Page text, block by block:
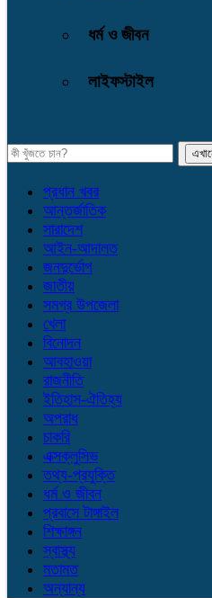
ধর্ম ও জীবন
লাইফস্টাইল
প্রধান খবর
আন্তর্জাতিক
সারাদেশ
আইন-আদালত
জনদুর্ভোগ
জাতীয়
সমগ্র উপজেলা
খেলা
বিনোদন
আবহাওয়া
রাজনীতি
ইতিহাস-ঐতিহ্য
অপরাধ
চাকরি
এক্সক্লুসিভ
তথ্য-প্রযুক্তি
ধর্ম ও জীবন
প্রবাসে টাঙ্গাইল
শিক্ষাঙ্গন
স্বাস্থ্য
মতামত
অন্যান্য